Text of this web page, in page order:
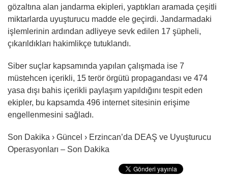
gözaltına alan jandarma ekipleri, yaptıkları aramada çeşitli
miktarlarda uyuşturucu madde ele geçirdi. Jandarmadaki
işlemlerinin ardından adliyeye sevk edilen 17 şüpheli,
çıkarıldıkları hakimlikçe tutuklandı.
Siber suçlar kapsamında yapılan çalışmada ise 7
müstehcen içerikli, 15 terör örgütü propagandası ve 474
yasa dışı bahis içerikli paylaşım yapıldığını tespit eden
ekipler, bu kapsamda 496 internet sitesinin erişime
engellenmesini sağladı.
Son Dakika › Güncel › Erzincan’da DEAŞ ve Uyuşturucu
Operasyonları – Son Dakika